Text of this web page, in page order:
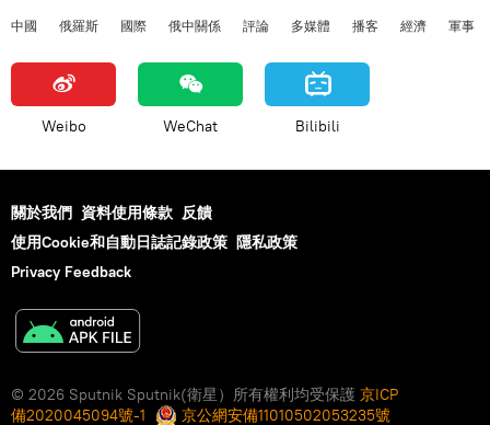
中國 俄羅斯 國際 俄中關係 評論 多媒體 播客 經濟 軍事
Weibo WeChat Bilibili
關於我們 資料使用條款 反饋
使用Cookie和自動日誌記錄政策 隱私政策
Privacy Feedback
© 2026 Sputnik Sputnik(衛星）所有權利均受保護 京ICP
備2020045094號-1
京公網安備11010502053235號